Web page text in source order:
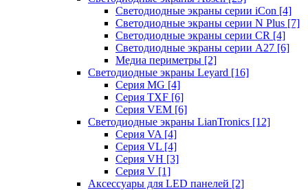
Светодиодные экраны серии iCon [4]
Светодиодные экраны серии N Plus [7]
Светодиодные экраны серии CR [4]
Светодиодные экраны серии А27 [6]
Медиа периметры [2]
Светодиодные экраны Leyard [16]
Серия MG [4]
Серия TXF [6]
Серия VEM [6]
Светодиодные экраны LianTronics [12]
Серия VA [4]
Серия VL [4]
Серия VH [3]
Серия V [1]
Аксессуары для LED панелей [2]